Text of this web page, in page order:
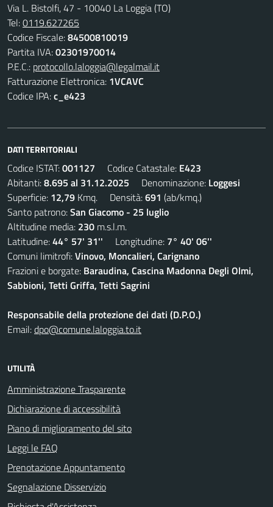
Via L. Bistolfi, 47 - 10040 La Loggia (TO)
Tel:0119.627265
Codice Fiscale:84500810019
Partita IVA:02301970014
P.E.C.: protocollo.laloggia@legalmail.it
Fatturazione Elettronica: 1VCAVC
Codice IPA:c_e423
DATI TERRITORIALI
Codice ISTAT:001127 Codice Catastale: E423
Abitanti:8.695 al 31.12.2025 Denominazione: Loggesi
Superficie: 12,79 Kmq. Densità:691 (ab/kmq.)
Santo patrono:San Giacomo - 25 luglio
Altitudine media: 230 m.s.l.m.
Latitudine:44° 57' 31'' Longitudine: 7° 40' 06''
Comuni limitrofi:Vinovo, Moncalieri, Carignano
Frazioni e borgate: Baraudina, Cascina Madonna Degli Olmi,
Sabbioni, Tetti Griffa, Tetti Sagrini
Responsabile della protezione dei dati (D.P.O.)
Email:dpo@comune.laloggia.to.it
UTILITÀ
Amministrazione Trasparente
Dichiarazione di accessibilità
Piano di miglioramento del sito
Leggi le FAQ
Prenotazione Appuntamento
Segnalazione Disservizio